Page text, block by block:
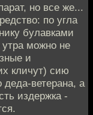
но все же...
по угла
булавками
утра можно не
и
кличут) сию
деда-ветерана, а
издержка -